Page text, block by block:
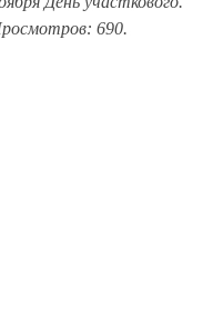
690.